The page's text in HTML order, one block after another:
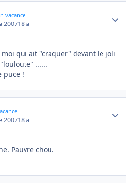
vacance
200718 a
moi qui ait "craquer" devant le joli
......
puce !!
200718 a
Pauvre chou.